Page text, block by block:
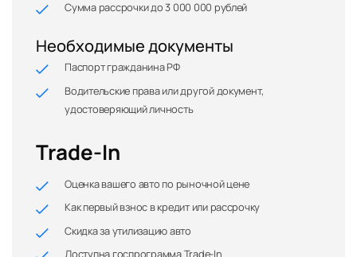
Сумма рассрочки до 3 000 000 рублей
Необходимые документы
Паспорт гражданина РФ
Водительские права или другой документ,
удостоверяющий личность
Trade-In
Оценка вашего авто по рыночной цене
Как первый взнос в кредит или рассрочку
Скидка за утилизацию авто
Доступна госпрограмма Trade-In